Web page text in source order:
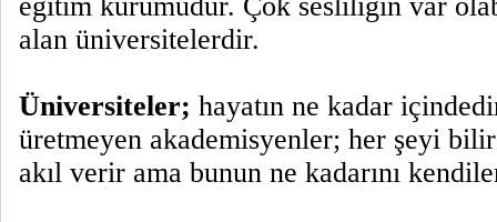
alan üniversitelerdir.
Üniversiteler; hayatın ne kadar
üretmeyen akademisyenler; her şeyi
akıl verir ama bunun ne kadarını